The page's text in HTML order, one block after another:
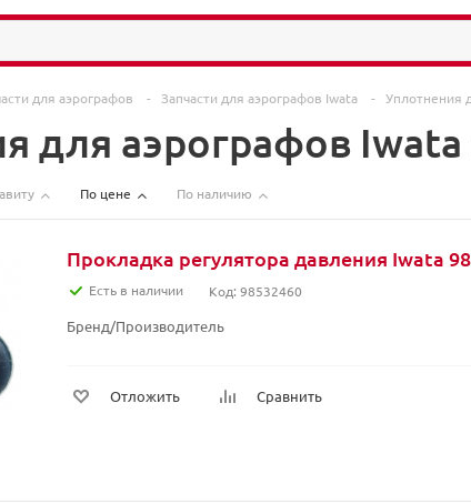
для аэрографов - Запчасти для аэрографов Iwata - Уплотнения
для аэрографов
По цене По наличию
Прокладка регулятора давления Iwata
Есть в наличии Код: 98532460
Бренд/Производитель
Отложить Сравнить